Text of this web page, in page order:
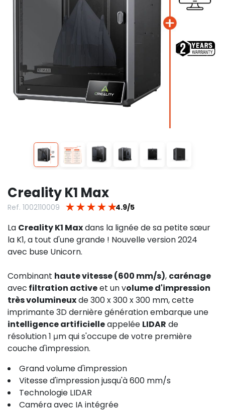
Creality K1 Max
Ref. 1002110009 ★ ★ ★ ★ ★4.9/5
La Creality K1 Maxdans la lignée de sa petite sœur
la K1, a tout d'une grande ! Nouvelle version 2024
avec buse Unicorn.
Combinant haute vitesse (600 mm/s), carénage
avec filtration activeet un volume d'impression
très volumineuxde 300 x 300 x 300 mm, cette
imprimante 3D dernière génération embarque une
intelligence artificielleappelée LIDAR de
résolution 1 μm qui s'occupe de votre première
couche d'impression.
Grand volume d'impression
Vitesse d'impression jusqu'à 600 mm/s
Technologie LIDAR
Caméra avec IA intégrée